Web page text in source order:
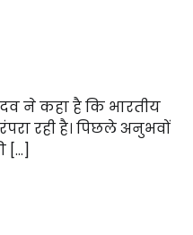
ने कहा है कि भारतीय
रही है। पिछले अनुभवों
[…]